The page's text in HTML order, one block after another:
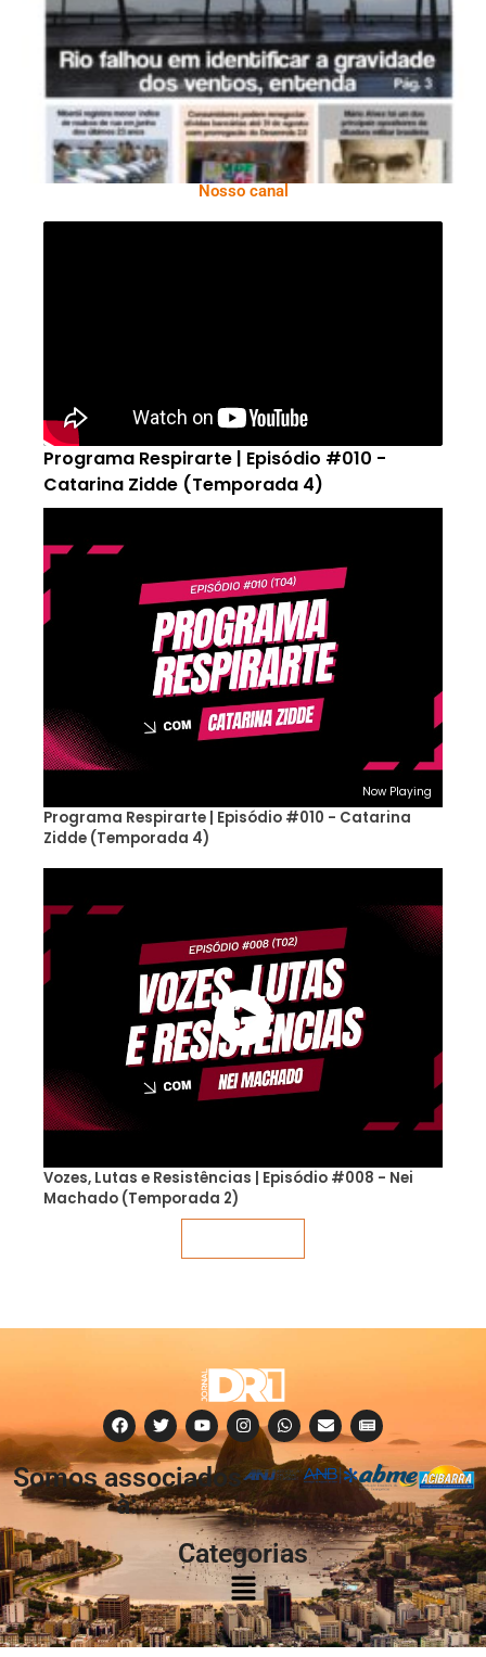
2026
Nosso canal
Programa Respirarte | Episódio #010 -
Catarina Zidde (Temporada 4)
Now Playing
Programa Respirarte | Episódio #010 - Catarina
Zidde (Temporada 4)
Vozes, Lutas e Resistências | Episódio #008 - Nei
Machado (Temporada 2)
Somos associados
à:
Categorias